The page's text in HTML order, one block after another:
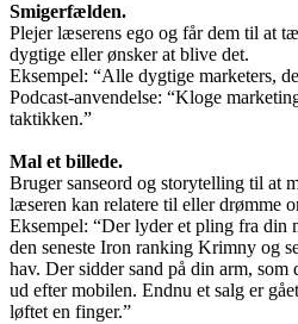
Smigerfælden.
Plejer læserens ego og får dem til at
dygtige eller ønsker at blive det.
Eksempel: “Alle dygtige marketers,
Podcast-anvendelse: “Kloge
taktikken.”
Mal et billede.
Bruger sanseord og storytelling til at
læseren kan relatere til eller drømme
Eksempel: “Der lyder et pling fra
den seneste Iron ranking Krimny og
hav. Der sidder sand på din arm,
ud efter mobilen. Endnu et salg er
løftet en finger.”